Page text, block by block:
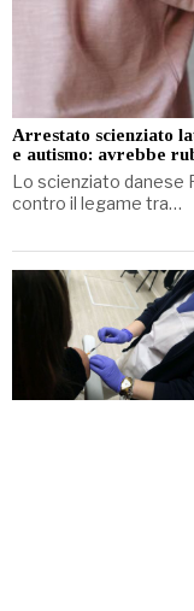
Arrestato scienziato
e autismo: avrebbe
Lo scienziato danese
contro il legame tra…